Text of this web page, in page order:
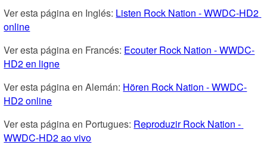
Ver esta página en Inglés: Listen Rock Nation - WWDC-HD2
online
Ver esta página en Francés: Ecouter Rock Nation - WWDC-
HD2 en ligne
Ver esta página en Alemán: Hören Rock Nation - WWDC-
HD2 online
Ver esta página en Portugues: Reproduzir Rock Nation -
WWDC-HD2 ao vivo